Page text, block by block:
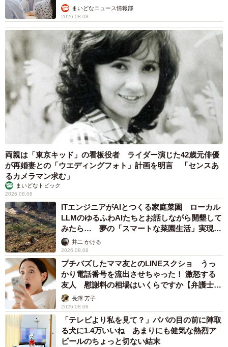
まいどなニュース情報部
2026.08.08
両親は「東京キッド」の看板役者 ライダー演じた42歳元俳優
が再婚妻との「ウエディングフォト」計画を明言 「センスあ
るカメラマン求む」
まいどなトピック
2026.08.08
ITエンジニアがAIとつくる家庭菜園 ローカル
LLMのゆるふわAIたちとお話しながら開墾して
みたら… 夢の「スマートな菜園生活」実現な
るか井二 かける
2026.08.08
プチバズしたママ友とのLINEスクショ うっ
かり電話番号を流出させちゃった！ 激怒する
友人 慰謝料の相場はいくらですか【弁護士が
解説】長澤 芳子
2026.08.08
「テレビより私を見て？」パパの目の前に陣取
る犬に1.4万いいね あまりにも健気な熱烈ア
ピールのちょっと切ない結末